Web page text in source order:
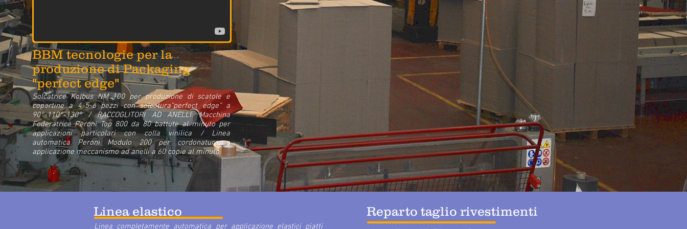
BBM tecnologie per la
produzione di Packaging
"perfect edge"
Solcatrice Kolbus NM 100 per produzione di scatole e
copertine a 4-5-6 pezzi con solcatura”perfect edge” a
90°-110°-130° / RACCOGLITORI AD ANELLI: Macchina
Foderatrice Peroni Top 800 da 80 battute al minuto per
applicazioni particolari con colla vinilica / Linea
automatica Peroni Modulo 200 per cordonatura e
applicazione meccanismo ad anelli a 60 copie al minuto
Linea elastico
Linea completamente automatica per applicazione elastici piatti
Reparto taglio rivestimenti